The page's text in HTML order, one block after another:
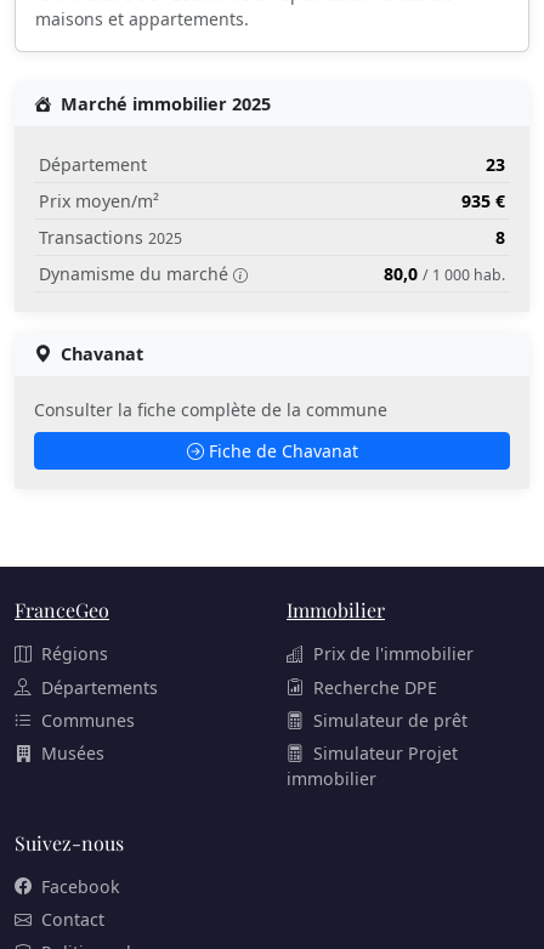
maisons et appartements.
Marché immobilier 2025
Département
23
Prix moyen/m²
935 €
Transactions 2025
8
Dynamisme du marché
80,0 / 1 000 hab.
Chavanat
Consulter la fiche complète de la commune
Fiche de Chavanat
FranceGeo
Régions
Départements
Communes
Musées
Immobilier
Prix de l'immobilier
Recherche DPE
Simulateur de prêt
Simulateur Projet
immobilier
Suivez-nous
Facebook
Contact